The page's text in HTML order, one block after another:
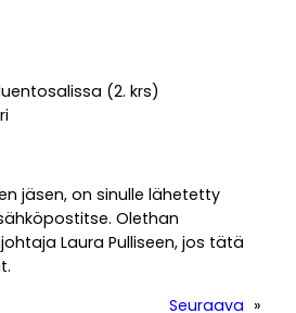
(2. krs)
jäsen, on sinulle lähetetty
Olethan
Laura Pulliseen, jos tätä
Seuraava »